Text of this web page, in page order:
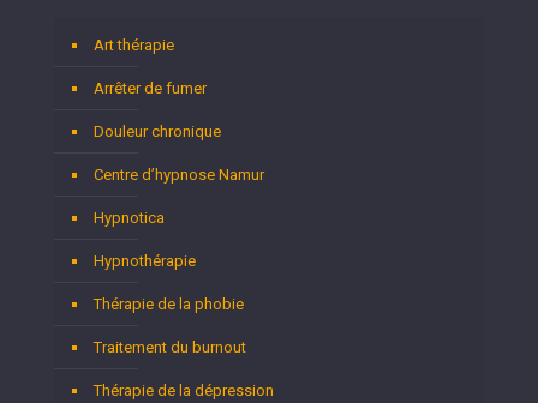
Art thérapie
Arrêter de fumer
Douleur chronique
Centre d’hypnose Namur
Hypnotica
Hypnothérapie
Thérapie de la phobie
Traitement du burnout
Thérapie de la dépression